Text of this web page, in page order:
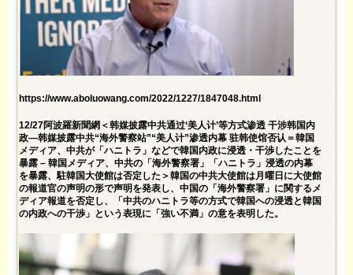
https://www.aboluowang.com/2022/1227/1847048.html
12/27阿波羅新聞網＜韩媒披露中共通过‘美人计’等方式渗透 干涉韩国内
政—韩媒披露中共“海外警察站”“美人计”渗透内幕 驻韩使馆否认＝韓国
メディア、中共が「ハニトラ」などで韓国内政に浸透・干渉したことを
暴露 – 韓国メディア、中共の「海外警察署」「ハニトラ」浸透の内幕
を暴露、駐韓国大使館は否定した＞韓国の中共大使館は月曜日に大使館
の報道官の声明の形で声明を発表し、中国の「海外警察署」に関するメ
ディア報道を否定し、「中共のハニトラ等の方式で韓国への浸透と韓国
の内政への干渉」という表現に「強い不満」の意を表明した。